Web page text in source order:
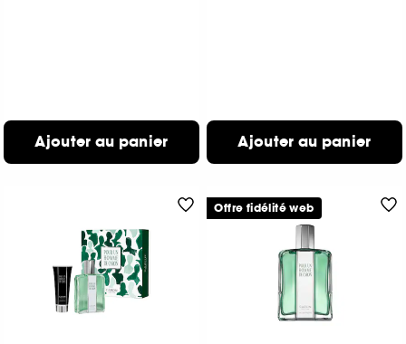
Ajouter au panier Ajouter au panier
Offre fidélité web